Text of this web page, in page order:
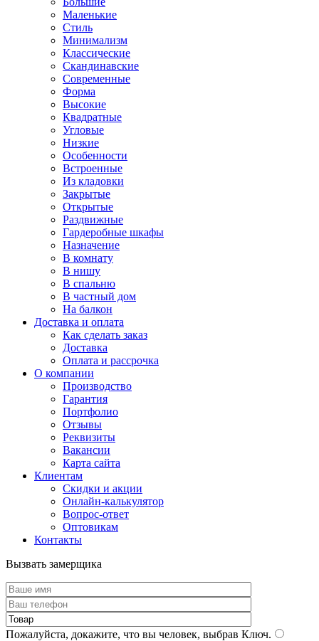
Маленькие
Стиль
Минимализм
Классические
Скандинавские
Современные
Форма
Высокие
Квадратные
Угловые
Низкие
Особенности
Встроенные
Из кладовки
Закрытые
Открытые
Раздвижные
Гардеробные шкафы
Назначение
В комнату
В нишу
В спальню
В частный дом
На балкон
Доставка и оплата
Как сделать заказ
Доставка
Оплата и рассрочка
О компании
Производство
Гарантия
Портфолио
Отзывы
Реквизиты
Вакансии
Карта сайта
Клиентам
Скидки и акции
Онлайн-калькулятор
Вопрос-ответ
Оптовикам
Контакты
Вызвать замерщика
Пожалуйста, докажите, что вы человек, выбрав Ключ.